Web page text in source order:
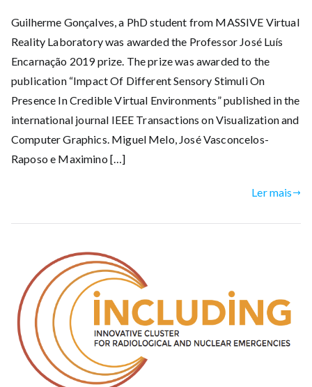
Guilherme Gonçalves, a PhD student from MASSIVE Virtual
Reality Laboratory was awarded the Professor José Luís
Encarnação 2019 prize. The prize was awarded to the
publication “Impact Of Different Sensory Stimuli On
Presence In Credible Virtual Environments” published in the
international journal IEEE Transactions on Visualization and
Computer Graphics. Miguel Melo, José Vasconcelos-
Raposo e Maximino […]
Ler mais